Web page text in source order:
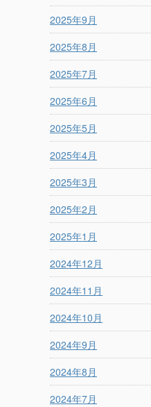
2025年9月
2025年8月
2025年7月
2025年6月
2025年5月
2025年4月
2025年3月
2025年2月
2025年1月
2024年12月
2024年11月
2024年10月
2024年9月
2024年8月
2024年7月